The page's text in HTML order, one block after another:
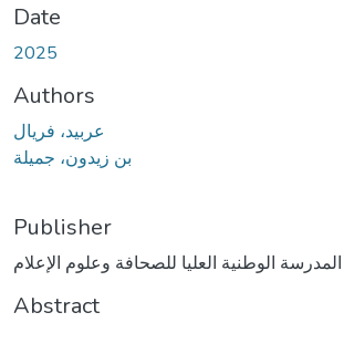
Date
2025
Authors
عربيد، فريال
بن زيدون، جميلة
Publisher
المدرسة الوطنية العليا للصحافة وعلوم الإعلام
Abstract